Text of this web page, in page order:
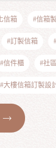
信箱 #信箱
#訂製信箱
#信件櫃 #社
#大樓信箱訂製設